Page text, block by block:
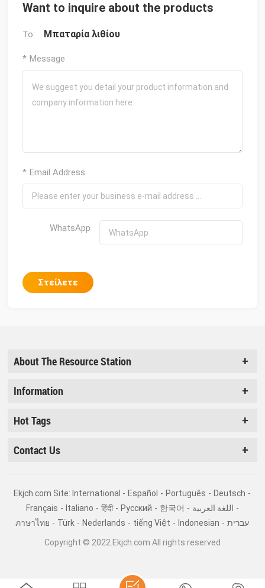
Want to inquire about the products
To: Μπαταρία λιθίου
* Message
* Email Address
WhatsApp
Στείλετε
About The Resource Station
Information
Hot Tags
Contact Us
Ekjch.com Site: International - Español - Português - Deutsch -
Français - Italiano - हिंदी - Pусский - 한국어 - اللغة العربية -
ภาษาไทย - Türk - Nederlands - tiếng Việt - Indonesian - עברית
Copyright © 2022.Ekjch.com All rights reserved